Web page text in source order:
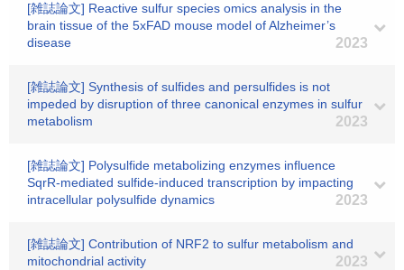
[雑誌論文] Reactive sulfur species omics analysis in the
brain tissue of the 5xFAD mouse model of Alzheimer’s
disease
2023
[雑誌論文] Synthesis of sulfides and persulfides is not
impeded by disruption of three canonical enzymes in sulfur
metabolism
2023
[雑誌論文] Polysulfide metabolizing enzymes influence
SqrR-mediated sulfide-induced transcription by impacting
intracellular polysulfide dynamics
2023
[雑誌論文] Contribution of NRF2 to sulfur metabolism and
mitochondrial activity
2023